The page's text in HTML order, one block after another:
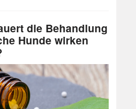
die Behandlung
Hunde wirken